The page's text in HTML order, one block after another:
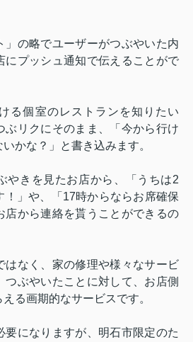
」の略でユーザーがつぶやいた内
にプッシュ通知で伝えることがで
る個室のレストランを知りたい
ぶリクにそのまま、「今から行け
かな？」と書き込みます。
やきを見たお店から、「うちは2
」や、「 17時からならお席確保
店から連絡を貰うことができるの
はなく、家の修理や様々なサービ
つぶやいたことに対して、お店側
る画期的なサービスです。
要になりますが、明石市限定のた